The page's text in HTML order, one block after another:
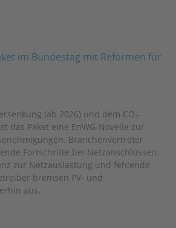
im Bundestag mit Reformen für
(ab 2026) und dem CO₂-
das Paket eine EnWG-Novelle zur
Branchenvertreter
Fortschritte bei Netzanschlüssen:
zur Netzauslastung und fehlende
bremsen PV- und
aus.